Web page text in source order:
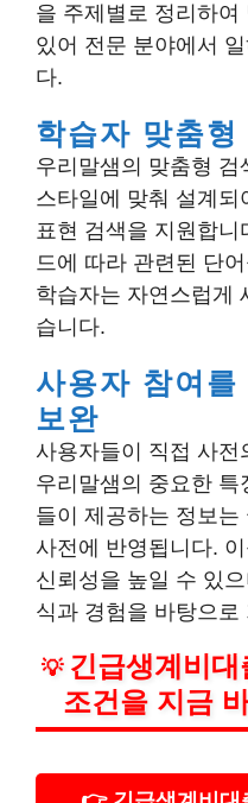
을 주제별로 정리하
있어 전문 분야에서
다.
학습자 맞춤
우리말샘의 맞춤형
스타일에 맞춰 설계되
표현 검색을 지원합니
드에 따라 관련된 단
학습자는 자연스럽게
습니다.
사용자 참여
보완
사용자들이 직접 사
우리말샘의 중요한
들이 제공하는 정보
사전에 반영됩니다.
신뢰성을 높일 수 있
식과 경험을 바탕으
💡 긴급생계비
조건을 지금